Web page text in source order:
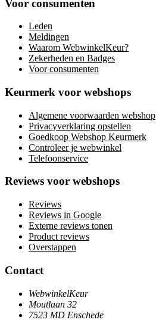
Voor consumenten
Leden
Meldingen
Waarom WebwinkelKeur?
Zekerheden en Badges
Voor consumenten
Keurmerk voor webshops
Algemene voorwaarden webshop
Privacyverklaring opstellen
Goedkoop Webshop Keurmerk
Controleer je webwinkel
Telefoonservice
Reviews voor webshops
Reviews
Reviews in Google
Externe reviews tonen
Product reviews
Overstappen
Contact
WebwinkelKeur
Moutlaan 32
7523 MD Enschede